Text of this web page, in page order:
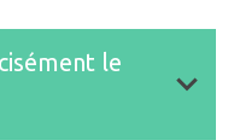
le